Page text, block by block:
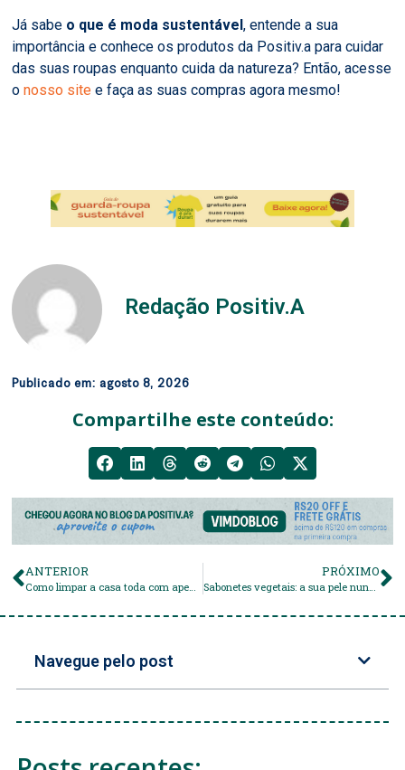
Já sabe o que é moda sustentável, entende a sua
importância e conhece os produtos da Positiv.a para cuidar
das suas roupas enquanto cuida da natureza? Então, acesse
onosso site e faça as suas compras agora mesmo!
Redação Positiv.A
Publicado em:agosto 8, 2026
Compartilhe este conteúdo:
ANTERIOR
Como limpar a casa toda com apenas um produto?
PRÓXIMO
Sabonetes vegetais: a sua pele nunca viu nada igual
Navegue pelo post